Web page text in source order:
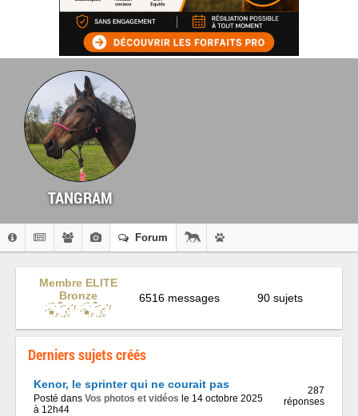
TANGRAM
Forum
Membre ELITE
Bronze
6516 messages 90 sujets
Derniers sujets créés
Kenor, le sprinter qui ne courait pas
Posté dans Vos photos et vidéos le 14 octobre 2025
à 12h44
287
réponses